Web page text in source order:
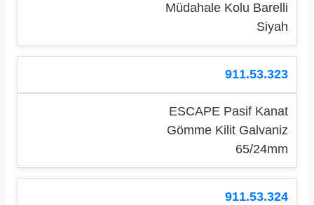
Müdahale Kolu Barelli
Siyah
911.53.323
ESCAPE Pasif Kanat
Gömme Kilit Galvaniz
65/24mm
911.53.324